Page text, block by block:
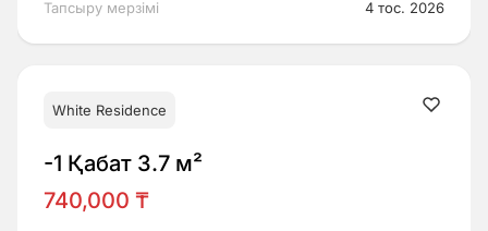
Тапсыру мерзімі 4 тос. 2026
White Residence
-1 Қабат 3.7 м²
740,000 ₸